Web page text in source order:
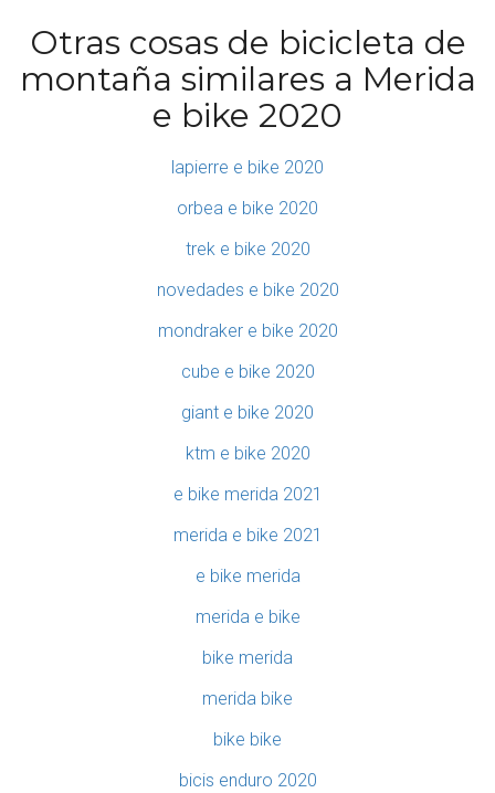
Otras cosas de bicicleta de
montaña similares a Merida
e bike 2020
lapierre e bike 2020
orbea e bike 2020
trek e bike 2020
novedades e bike 2020
mondraker e bike 2020
cube e bike 2020
giant e bike 2020
ktm e bike 2020
e bike merida 2021
merida e bike 2021
e bike merida
merida e bike
bike merida
merida bike
bike bike
bicis enduro 2020